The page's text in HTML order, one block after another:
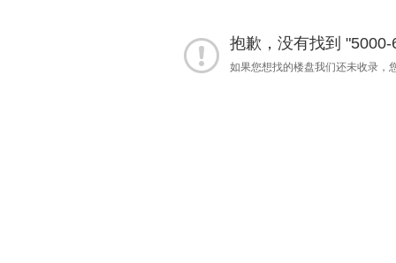
抱歉，没有找到
如果您想找的楼盘我们还未收录，